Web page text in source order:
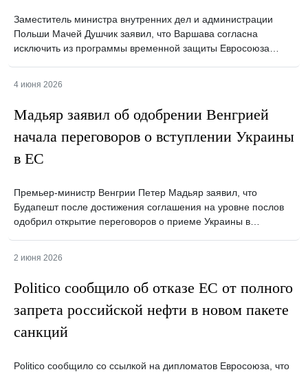
Заместитель министра внутренних дел и администрации
Польши Мачей Душчик заявил, что Варшава согласна
исключить из программы временной защиты Евросоюза…
4 июня 2026
Мадьяр заявил об одобрении Венгрией
начала переговоров о вступлении Украины
в ЕС
Премьер-министр Венгрии Петер Мадьяр заявил, что
Будапешт после достижения соглашения на уровне послов
одобрил открытие переговоров о приеме Украины в…
2 июня 2026
Politico сообщило об отказе ЕС от полного
запрета российской нефти в новом пакете
санкций
Politico сообщило со ссылкой на дипломатов Евросоюза, что